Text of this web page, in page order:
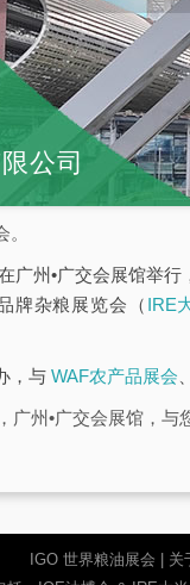
公司
广州•广交会展馆举
牌杂粮展览会（ IRE
，与 WAF农产品展会
州•广交会展馆，与
IGO 世界粮油展会 关